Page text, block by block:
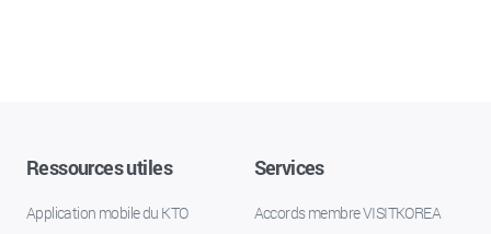
Ressources utiles
Application mobile du KTO
Services
Accords membre VISITKOREA